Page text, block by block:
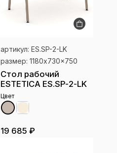
артикул: ES.SP-2-LK
размер: 1180x730x750
Стол рабочий
ESTETICA ES.SP-2-LK
Цвет
19 685 ₽